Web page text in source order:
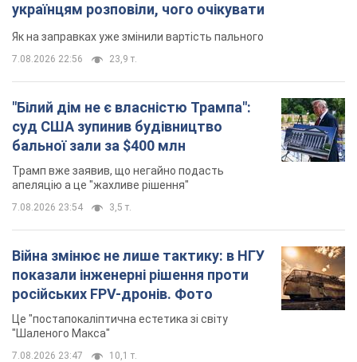
українцям розповіли, чого очікувати
Як на заправках уже змінили вартість пального
7.08.2026 22:56 23,9 т.
"Білий дім не є власністю Трампа":
суд США зупинив будівництво
бальної зали за $400 млн
Трамп вже заявив, що негайно подасть
апеляцію а це "жахливе рішення"
7.08.2026 23:54 3,5 т.
Війна змінює не лише тактику: в НГУ
показали інженерні рішення проти
російських FPV-дронів. Фото
Це "постапокаліптична естетика зі світу
"Шаленого Макса"
7.08.2026 23:47 10,1 т.